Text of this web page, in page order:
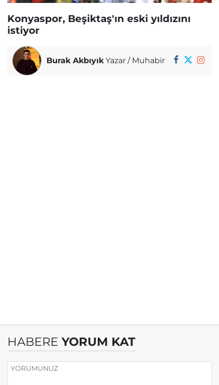
Konyaspor, Beşiktaş'ın eski yıldızını
istiyor
Burak Akbıyık Yazar / Muhabir
HABERE YORUM KAT